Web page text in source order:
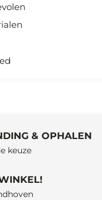
& OPHALEN
keuze